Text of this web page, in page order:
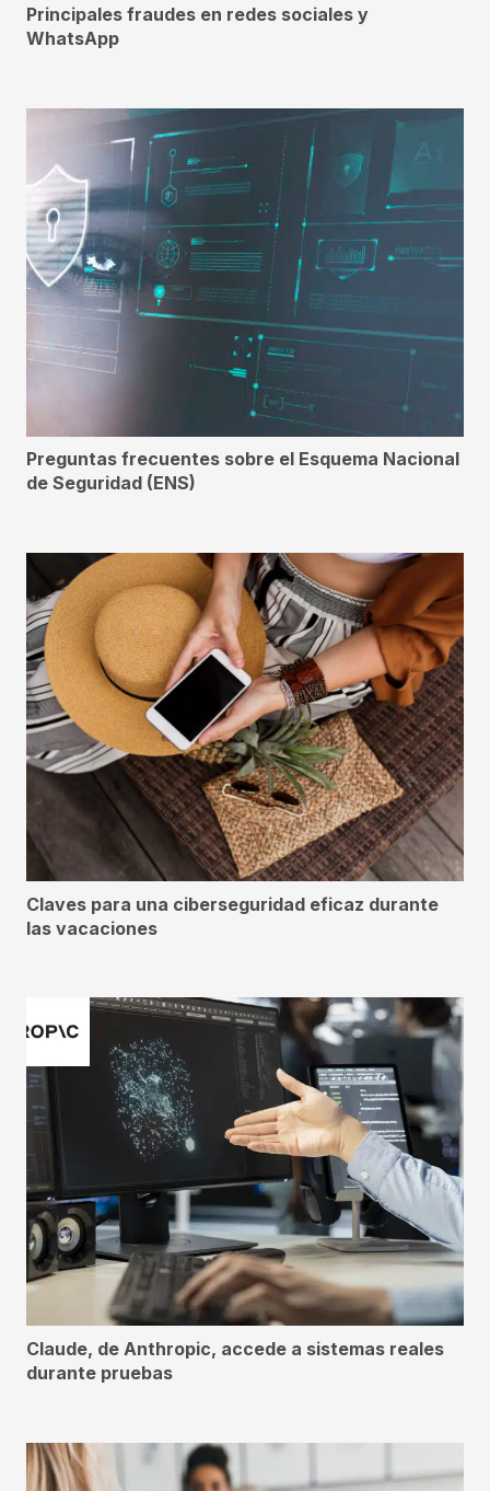
Principales fraudes en redes sociales y
WhatsApp
Preguntas frecuentes sobre el Esquema Nacional
de Seguridad (ENS)
Claves para una ciberseguridad eficaz durante
las vacaciones
Claude, de Anthropic, accede a sistemas reales
durante pruebas